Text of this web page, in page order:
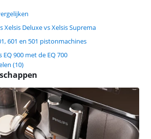
Xelsis Deluxe vs Xelsis Suprema
601 en 501 pistonmachines
900 met de EQ 700
(10)